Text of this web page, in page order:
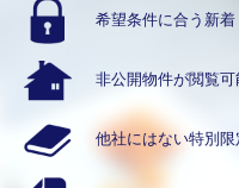
希望条件に合う 新
非公開物件が閲覧可
他社にはない特別限